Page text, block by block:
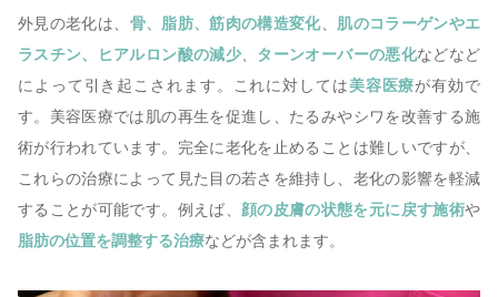
外見の老化は、 骨、脂肪、筋肉の構造変化、 肌のコラーゲンやエ
ラスチン、ヒアルロン酸の減少、 ターンオーバーの悪化などなど
によって引き起こされます。これに対しては美容医療が有効で
す。美容医療では肌の再生を促進し、たるみやシワを改善する施
術が行われています。完全に老化を止めることは難しいですが、
これらの治療によって見た目の若さを維持し、老化の影響を軽減
することが可能です。例えば、 顔の皮膚の状態を元に戻す施術や
脂肪の位置を調整する治療などが含まれます。